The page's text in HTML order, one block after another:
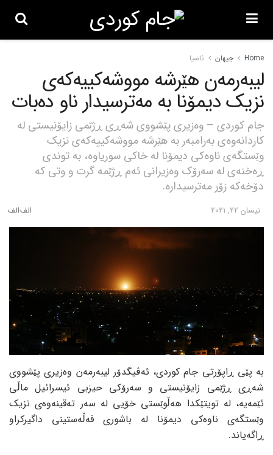
Home جیهان ئاسیا
لیبەرمەن هێرشە مووشەکییەکەی
نزیک دیمۆنا بە مەترسیدار ناو دەبات
جام کوردی – وەزیری پێشووی شەڕی ڕژێمی زایۆنیستی لە
کاردانەوەی بەرامبەر بە هێرشە مووشەکییەکەی نزیک
وێستگەی ناوەکی دیمۆنا لە خاکی سوریاوە، بە توندی
ڕەخنەی لە سەرۆک وەزیرانی ئەم ڕژێمە گرت و وتی کە
دۆخەکە زۆر مەترسیدارە.
نیسان 22, 2021
بە پێی ڕاپۆرتی جام کوردی، ئەڤیگدۆر لیبەرمەن وەزیری پێشووی
شەڕی ڕژێمی زایۆنیستی و سەرۆکی حیزبی ئیسرائیل ماڵی
ئێمەیە، لە تویتێکدا هەڵوێستی خۆیی لە سەر تەقینەوەی نزیک
وێستگەی ناوەکی دیمۆنا لە باشوری فەڵەستینی داگیرکراو
ڕاگەیاند.